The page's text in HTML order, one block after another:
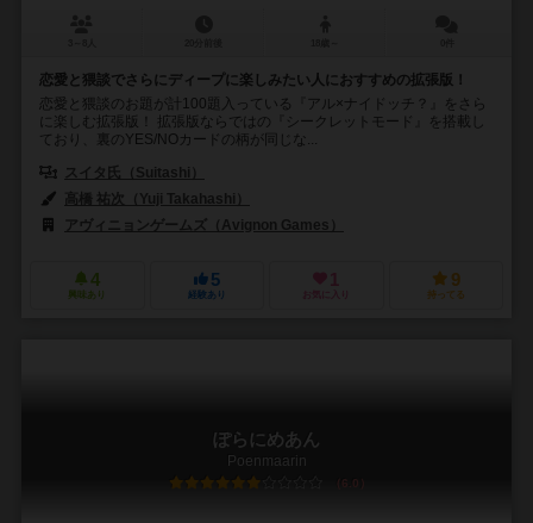
恋愛と猥談でさらにディープに楽しみたい人におすすめの拡張版！
恋愛と猥談のお題が計100題入っている『アル×ナイドッチ？』をさら
に楽しむ拡張版！ 拡張版ならではの『シークレットモード』を搭載し
ており、裏のYES/NOカードの柄が同じな...
スイタ氏（Suitashi）
高橋 祐次（Yuji Takahashi）
アヴィニョンゲームズ（Avignon Games）
4
興味あり
5
経験あり
1
お気に入り
9
持ってる
ぽらにめあん
Poenmaarin
6.0